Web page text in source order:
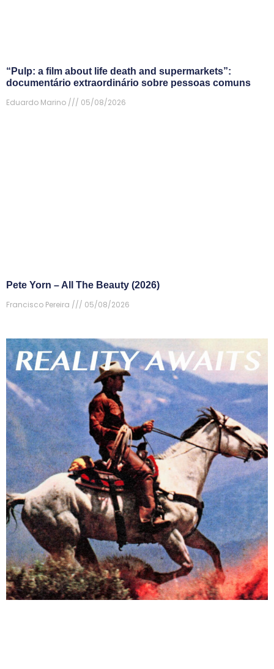
“Pulp: a film about life death and supermarkets”:
documentário extraordinário sobre pessoas comuns
Eduardo Marino
05/08/2026
Pete Yorn – All The Beauty (2026)
Francisco Pereira
05/08/2026